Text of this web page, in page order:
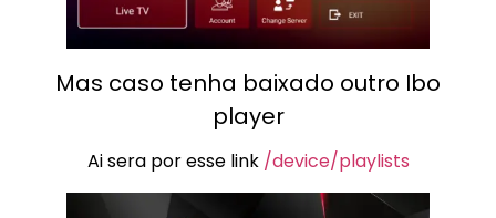
Mas caso tenha baixado outro Ibo
player
Ai sera por esse link /device/playlists